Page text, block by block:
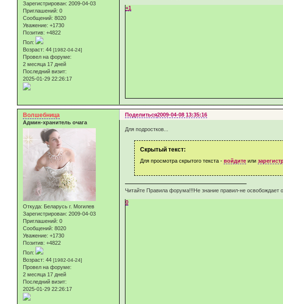
Зарегистрирован: 2009-04-03
Приглашений: 0
Сообщений: 8020
Уважение: +1730
Позитив: +4822
Пол:
Возраст: 44 [1982-04-24]
Провел на форуме:
2 месяца 17 дней
Последний визит:
2025-01-29 22:26:17
+1
Поделиться2009-04-08 13:35:16
Волшебница
Админ-хранитель очага
Откуда: Беларусь г. Могилев
Зарегистрирован: 2009-04-03
Приглашений: 0
Сообщений: 8020
Уважение: +1730
Позитив: +4822
Пол:
Возраст: 44 [1982-04-24]
Провел на форуме:
2 месяца 17 дней
Последний визит:
2025-01-29 22:26:17
Для подростков...
Скрытый текст:
Для просмотра скрытого текста -войдите или
Читайте Правила форума!!!Не знание правил-не освобождает
0